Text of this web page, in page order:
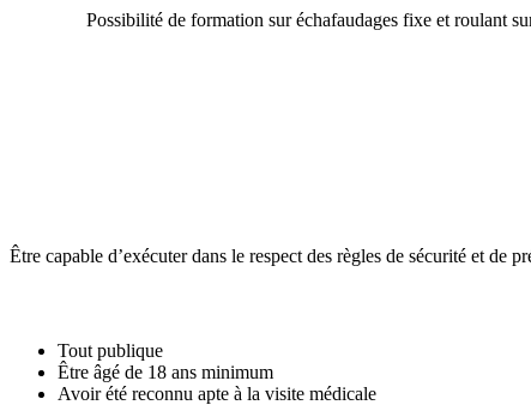
Possibilité de formation sur échafaudages fixe et roulant
Être capable d’exécuter dans le respect des règles de sécurité et de
Tout publique
Être âgé de 18 ans minimum
Avoir été reconnu apte à la visite médicale